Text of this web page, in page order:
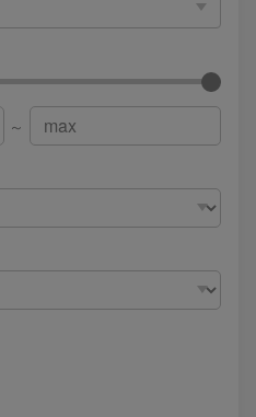
～